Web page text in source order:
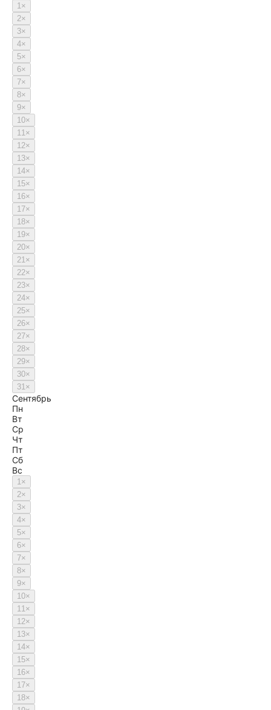
1×
2×
3×
4×
5×
6×
7×
8×
9×
10×
11×
12×
13×
14×
15×
16×
17×
18×
19×
20×
21×
22×
23×
24×
25×
26×
27×
28×
29×
30×
31×
Сентябрь
Пн
Вт
Ср
Чт
Пт
Сб
Вс
1×
2×
3×
4×
5×
6×
7×
8×
9×
10×
11×
12×
13×
14×
15×
16×
17×
18×